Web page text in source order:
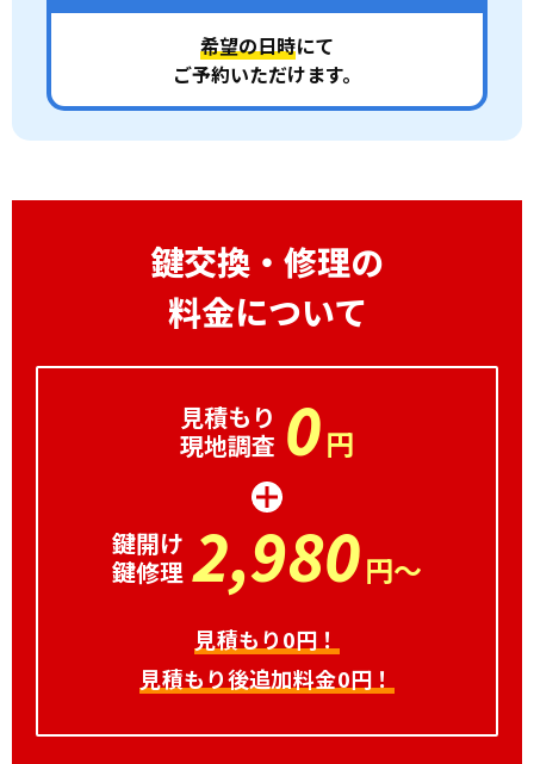
希望の日時にて
ご予約いただけます。
鍵交換・修理の
料金について
見積もり
現地調査 0円
鍵開け
鍵修理 2,980円～
見積もり0円！
見積もり後追加料金0円！